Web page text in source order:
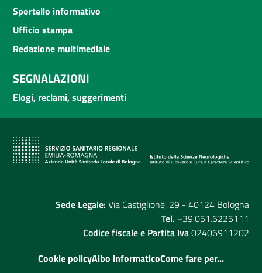
Sportello informativo
Ufficio stampa
Redazione multimediale
SEGNALAZIONI
Elogi, reclami, suggerimenti
Sede Legale: Via Castiglione, 29 - 40124 Bologna
Tel. +39.051.6225111
Codice fiscale e Partita Iva02406911202
Cookie policyAlbo informaticoCome fare per...